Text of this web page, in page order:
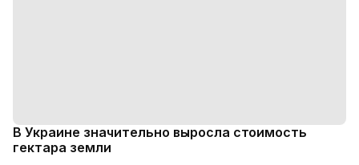
В Украине значительно выросла стоимость
гектара земли